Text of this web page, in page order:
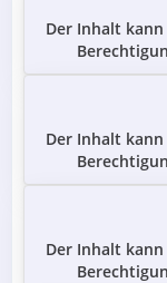
Der Inhalt
Der Inhalt
Der Inhalt